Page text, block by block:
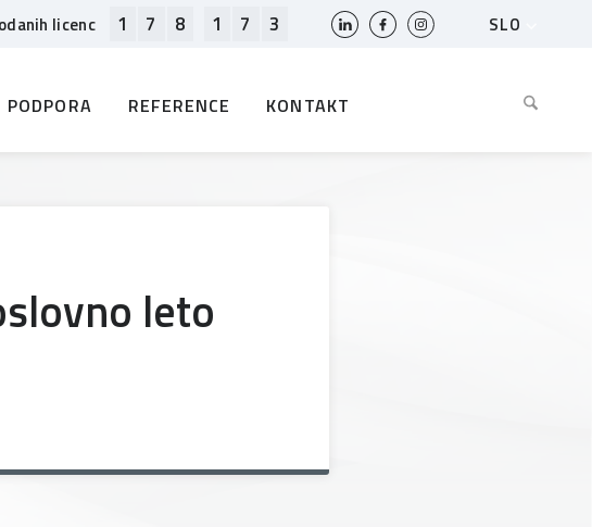
licenc 1 7 8 1 7 3
SLO
PODPORA REFERENCE KONTAKT
leto